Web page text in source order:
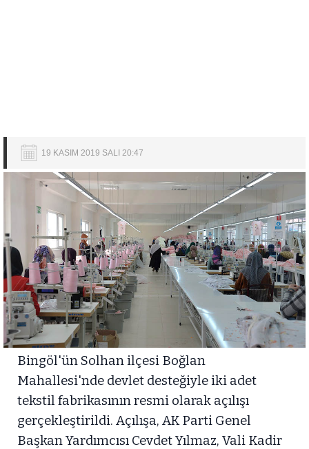
19 KASIM 2019 SALI 20:47
Bingöl'ün Solhan ilçesi Boğlan
Mahallesi'nde devlet desteğiyle iki adet
tekstil fabrikasının resmi olarak açılışı
gerçekleştirildi. Açılışa, AK Parti Genel
Başkan Yardımcısı Cevdet Yılmaz, Vali Kadir